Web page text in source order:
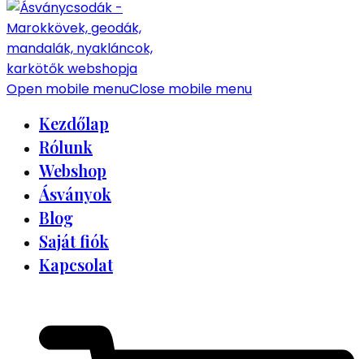
Open mobile menuClose mobile menu
Kezdőlap
Rólunk
Webshop
Ásványok
Blog
Saját fiók
Kapcsolat